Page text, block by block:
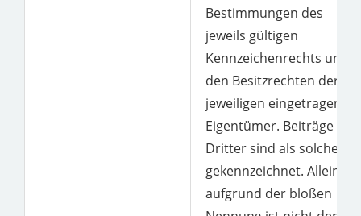
Bestimmungen des
jeweils gültigen
Kennzeichenrechts und
den Besitzrechten der
jeweiligen eingetragenen
Eigentümer. Beiträge
Dritter sind als solche
gekennzeichnet. Allein
aufgrund der bloßen